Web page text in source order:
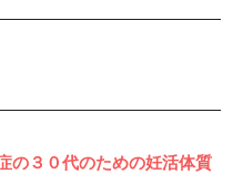
３０代のための妊活体質